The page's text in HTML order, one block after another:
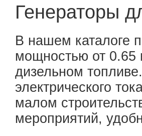
Генераторы
В нашем каталоге
мощностью от 0.65
дизельном
электрического
малом
мероприятий,